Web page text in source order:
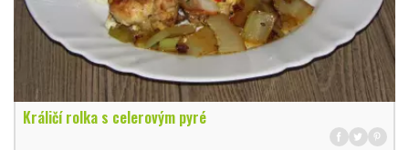
Králičí rolka s celerovým pyré